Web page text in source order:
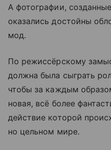
А фотографии, созданные
оказались достойны
мод.
По режиссёрскому
должна была сыграть
чтобы за каждым
новая, всё более
действие которой
но цельном мире.